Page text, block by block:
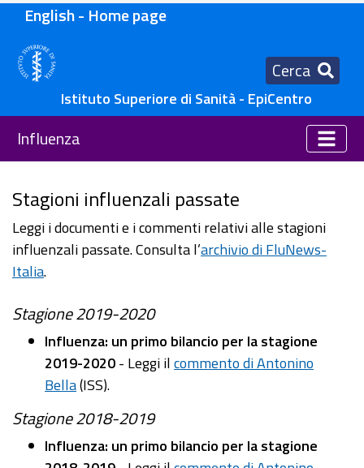
English - Home page
Cerca
Istituto Superiore di Sanità - EpiCentro
Influenza
Stagioni influenzali passate
Leggi i documenti e i commenti relativi alle stagioni
influenzali passate. Consulta l’archivio di FluNews-
Italia.
Stagione 2019-2020
Influenza: un primo bilancio per la stagione
2019-2020- Leggi ilcommento di Antonino
Bella(ISS).
Stagione 2018-2019
Influenza: un primo bilancio per la stagione